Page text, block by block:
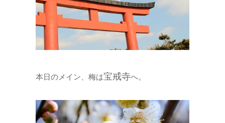
本日のメイン、梅は宝戒寺へ。